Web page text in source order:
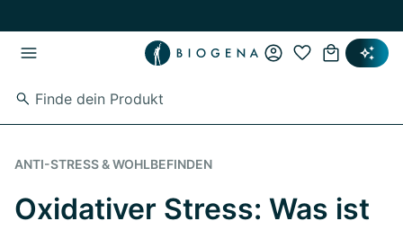
ANTI-STRESS & WOHLBEFINDEN
Oxidativer Stress: Was ist